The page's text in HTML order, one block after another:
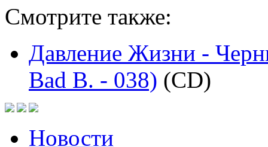
Смотрите также:
Давление Жизни -
Bad B. - 038) (CD)
Новости